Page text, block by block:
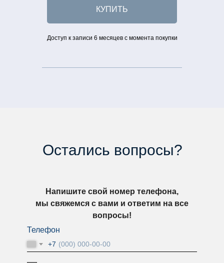
Доступ к записи 6 месяцев с момента покупки
КУПИТЬ
Телефон
+7
Напишите свой номер телефона,
мы свяжемся с вами и ответим на все
вопросы!
Остались вопросы?